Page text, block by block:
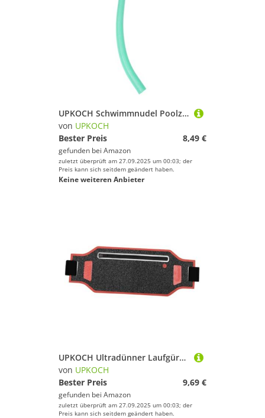
UPKOCH Schwimmnudel Poolzubehör Robustes Schaumstoff Schwimmhilfsmittel für Anfänger Schwimmbrett Ersatzspielzeug für Wasserspaß im Pool
von UPKOCH
Bester Preis
8,49 €
gefunden bei Amazon
zuletzt überprüft am 27.09.2025 um 00:03; der
Preis kann sich seitdem geändert haben.
Keine weiteren Anbieter
UPKOCH Ultradünner Laufgürtel für Damen und Herren Verstellbare Bauchtasche aus Strapazierfähigem Material für Laufen Wandern Reisen mit Elastischem und Vielseitigen Taschen Rot und
von UPKOCH
Bester Preis
9,69 €
gefunden bei Amazon
zuletzt überprüft am 27.09.2025 um 00:03; der
Preis kann sich seitdem geändert haben.